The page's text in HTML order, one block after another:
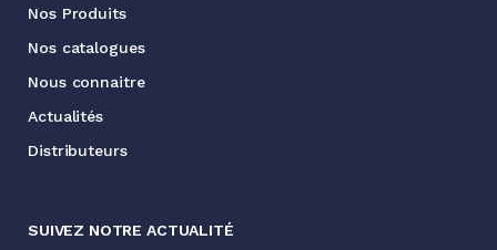
Nos Produits
Nos catalogues
Nous connaitre
Actualités
Distributeurs
SUIVEZ NOTRE ACTUALITÉ